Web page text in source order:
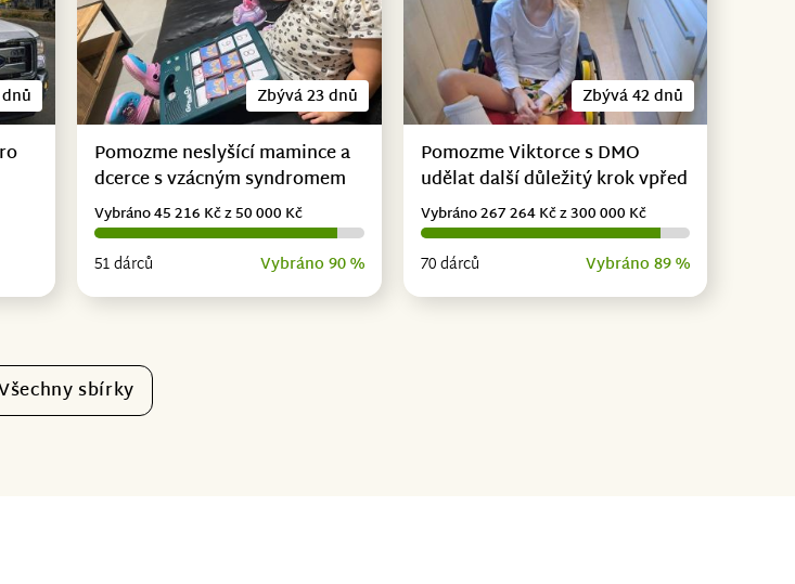
Zbývá 23 dnů
Pomozme neslyšící mamince a
dcerce s vzácným syndromem
51 dárců Vybráno 90 %
Vybráno 45 216 Kč z 50 000 Kč
Zbývá 42 dnů
Pomozme Viktorce s DMO
udělat další důležitý krok vpřed
70 dárců Vybráno 89 %
Vybráno 267 264 Kč z 300 000 Kč
sbírky